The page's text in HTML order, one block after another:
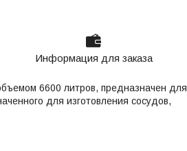
Информация для заказа
6600 литров, предназначен для
для изготовления сосудов,